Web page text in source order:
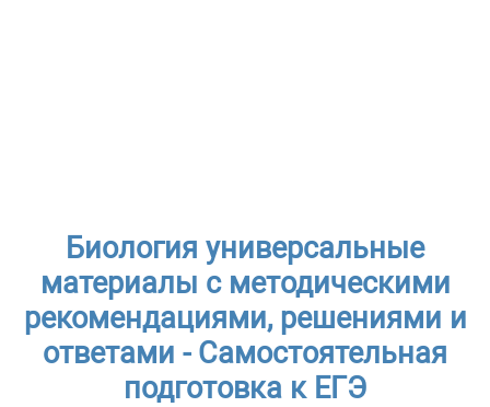
Биология универсальные
материалы с методическими
рекомендациями, решениями и
ответами - Самостоятельная
подготовка к ЕГЭ